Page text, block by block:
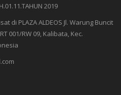
2019
di PLAZA ALDEOS Jl. Warung Buncit
001/RW 09, Kalibata, Kec.